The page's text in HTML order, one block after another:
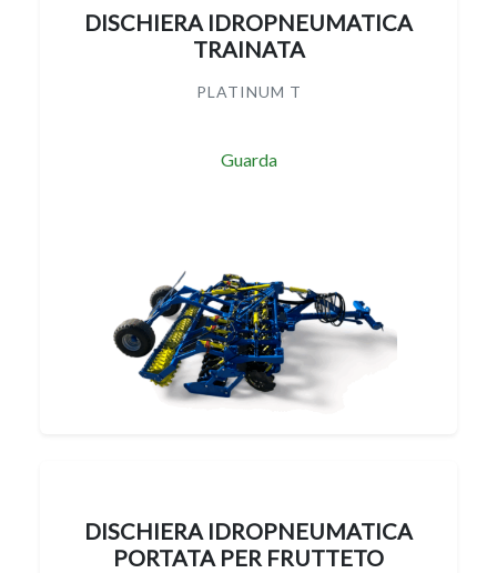
DISCHIERA IDROPNEUMATICA
TRAINATA
PLATINUM T
Guarda
DISCHIERA IDROPNEUMATICA
PORTATA PER FRUTTETO